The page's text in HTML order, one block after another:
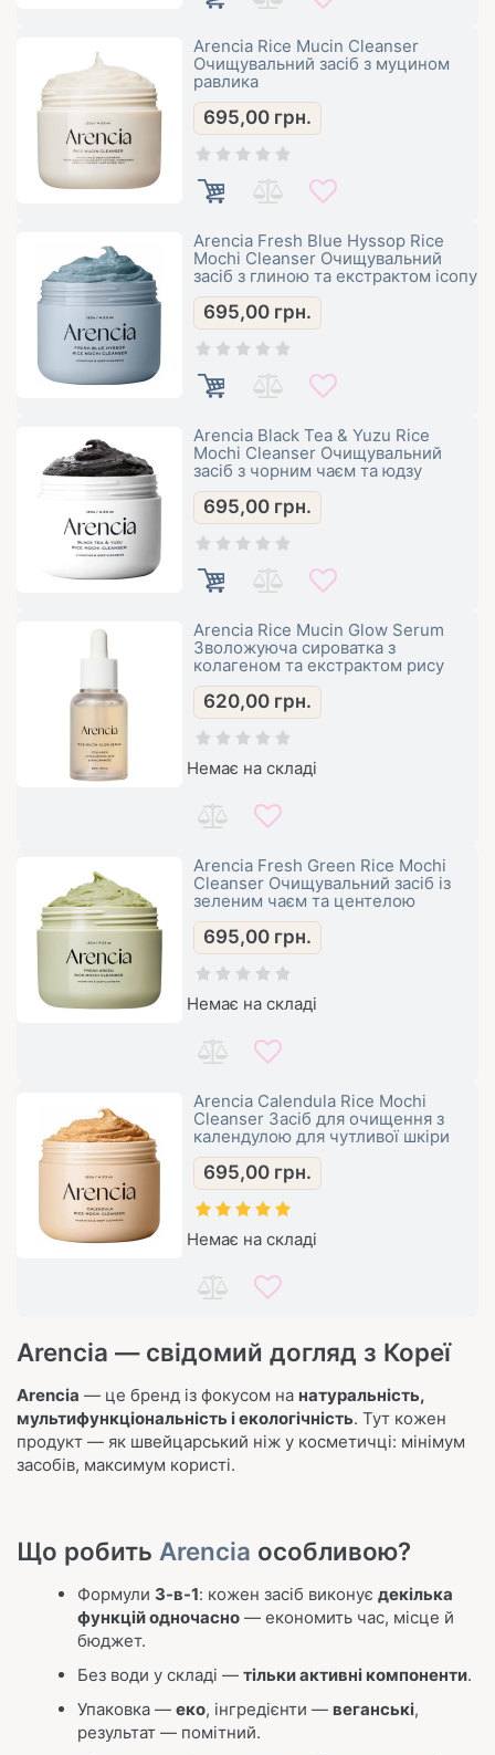
Arencia Rice Mucin Cleanser
Очищувальний засіб з муцином
равлика
695,00 грн.
Arencia Fresh Blue Hyssop Rice
Mochi Cleanser Очищувальний
засіб з глиною та екстрактом ісопу
695,00 грн.
Arencia Black Tea & Yuzu Rice
Mochi Cleanser Очищувальний
засіб з чорним чаєм та юдзу
695,00 грн.
Arencia Rice Mucin Glow Serum
Зволожуюча сироватка з
колагеном та екстрактом рису
620,00 грн.
Немає на складі
Arencia Fresh Green Rice Mochi
Cleanser Очищувальний засіб із
зеленим чаєм та центелою
695,00 грн.
Немає на складі
Arencia Calendula Rice Mochi
Cleanser Засіб для очищення з
календулою для чутливої ​​шкіри
695,00 грн.
Немає на складі
Arencia — свідомий догляд з Кореї
Arencia — це бренд із фокусом на натуральність,
мультифункціональність і екологічність. Тут кожен
продукт — як швейцарський ніж у косметичці: мінімум
засобів, максимум користі.
Що робить Arencia особливою?
Формули 3-в-1: кожен засіб виконує декілька
функцій одночасно — економить час, місце й
бюджет.
Без води у складі — тільки активні компоненти.
Упаковка — еко, інгредієнти — веганські,
результат — помітний.